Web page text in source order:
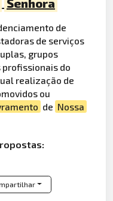
de
de serviços
grupos
profissionais do
realização de
ou
de Nossa